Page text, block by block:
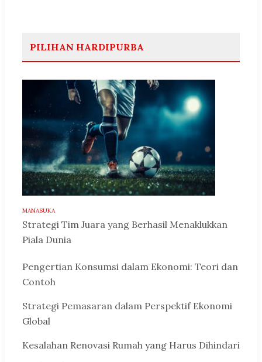
PILIHAN HARDIPURBA
MANASUKA
Strategi Tim Juara yang Berhasil Menaklukkan
Piala Dunia
Pengertian Konsumsi dalam Ekonomi: Teori dan
Contoh
Strategi Pemasaran dalam Perspektif Ekonomi
Global
Kesalahan Renovasi Rumah yang Harus Dihindari